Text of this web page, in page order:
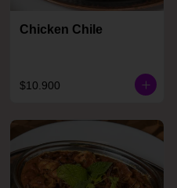
Chicken Chile
$10.900